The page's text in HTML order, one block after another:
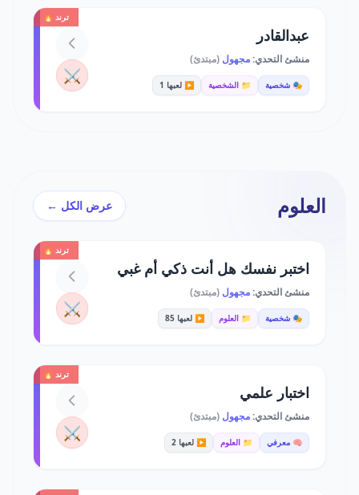
ترند 🔥
عبدالقادر
منشئ التحدي:مجهول (مبتدئ)
🎭 شخصية 📁 الشخصية ▶️ لعبها 1 ⚔️
العلوم عرض الكل ←
ترند 🔥
اختبر نفسك هل أنت ذكي أم غبي
منشئ التحدي:مجهول (مبتدئ)
🎭 شخصية 📁 العلوم ▶️ لعبها 85 ⚔️
ترند 🔥
اختبار علمي
منشئ التحدي:مجهول (مبتدئ)
🧠 معرفي 📁 العلوم ▶️ لعبها 2 ⚔️